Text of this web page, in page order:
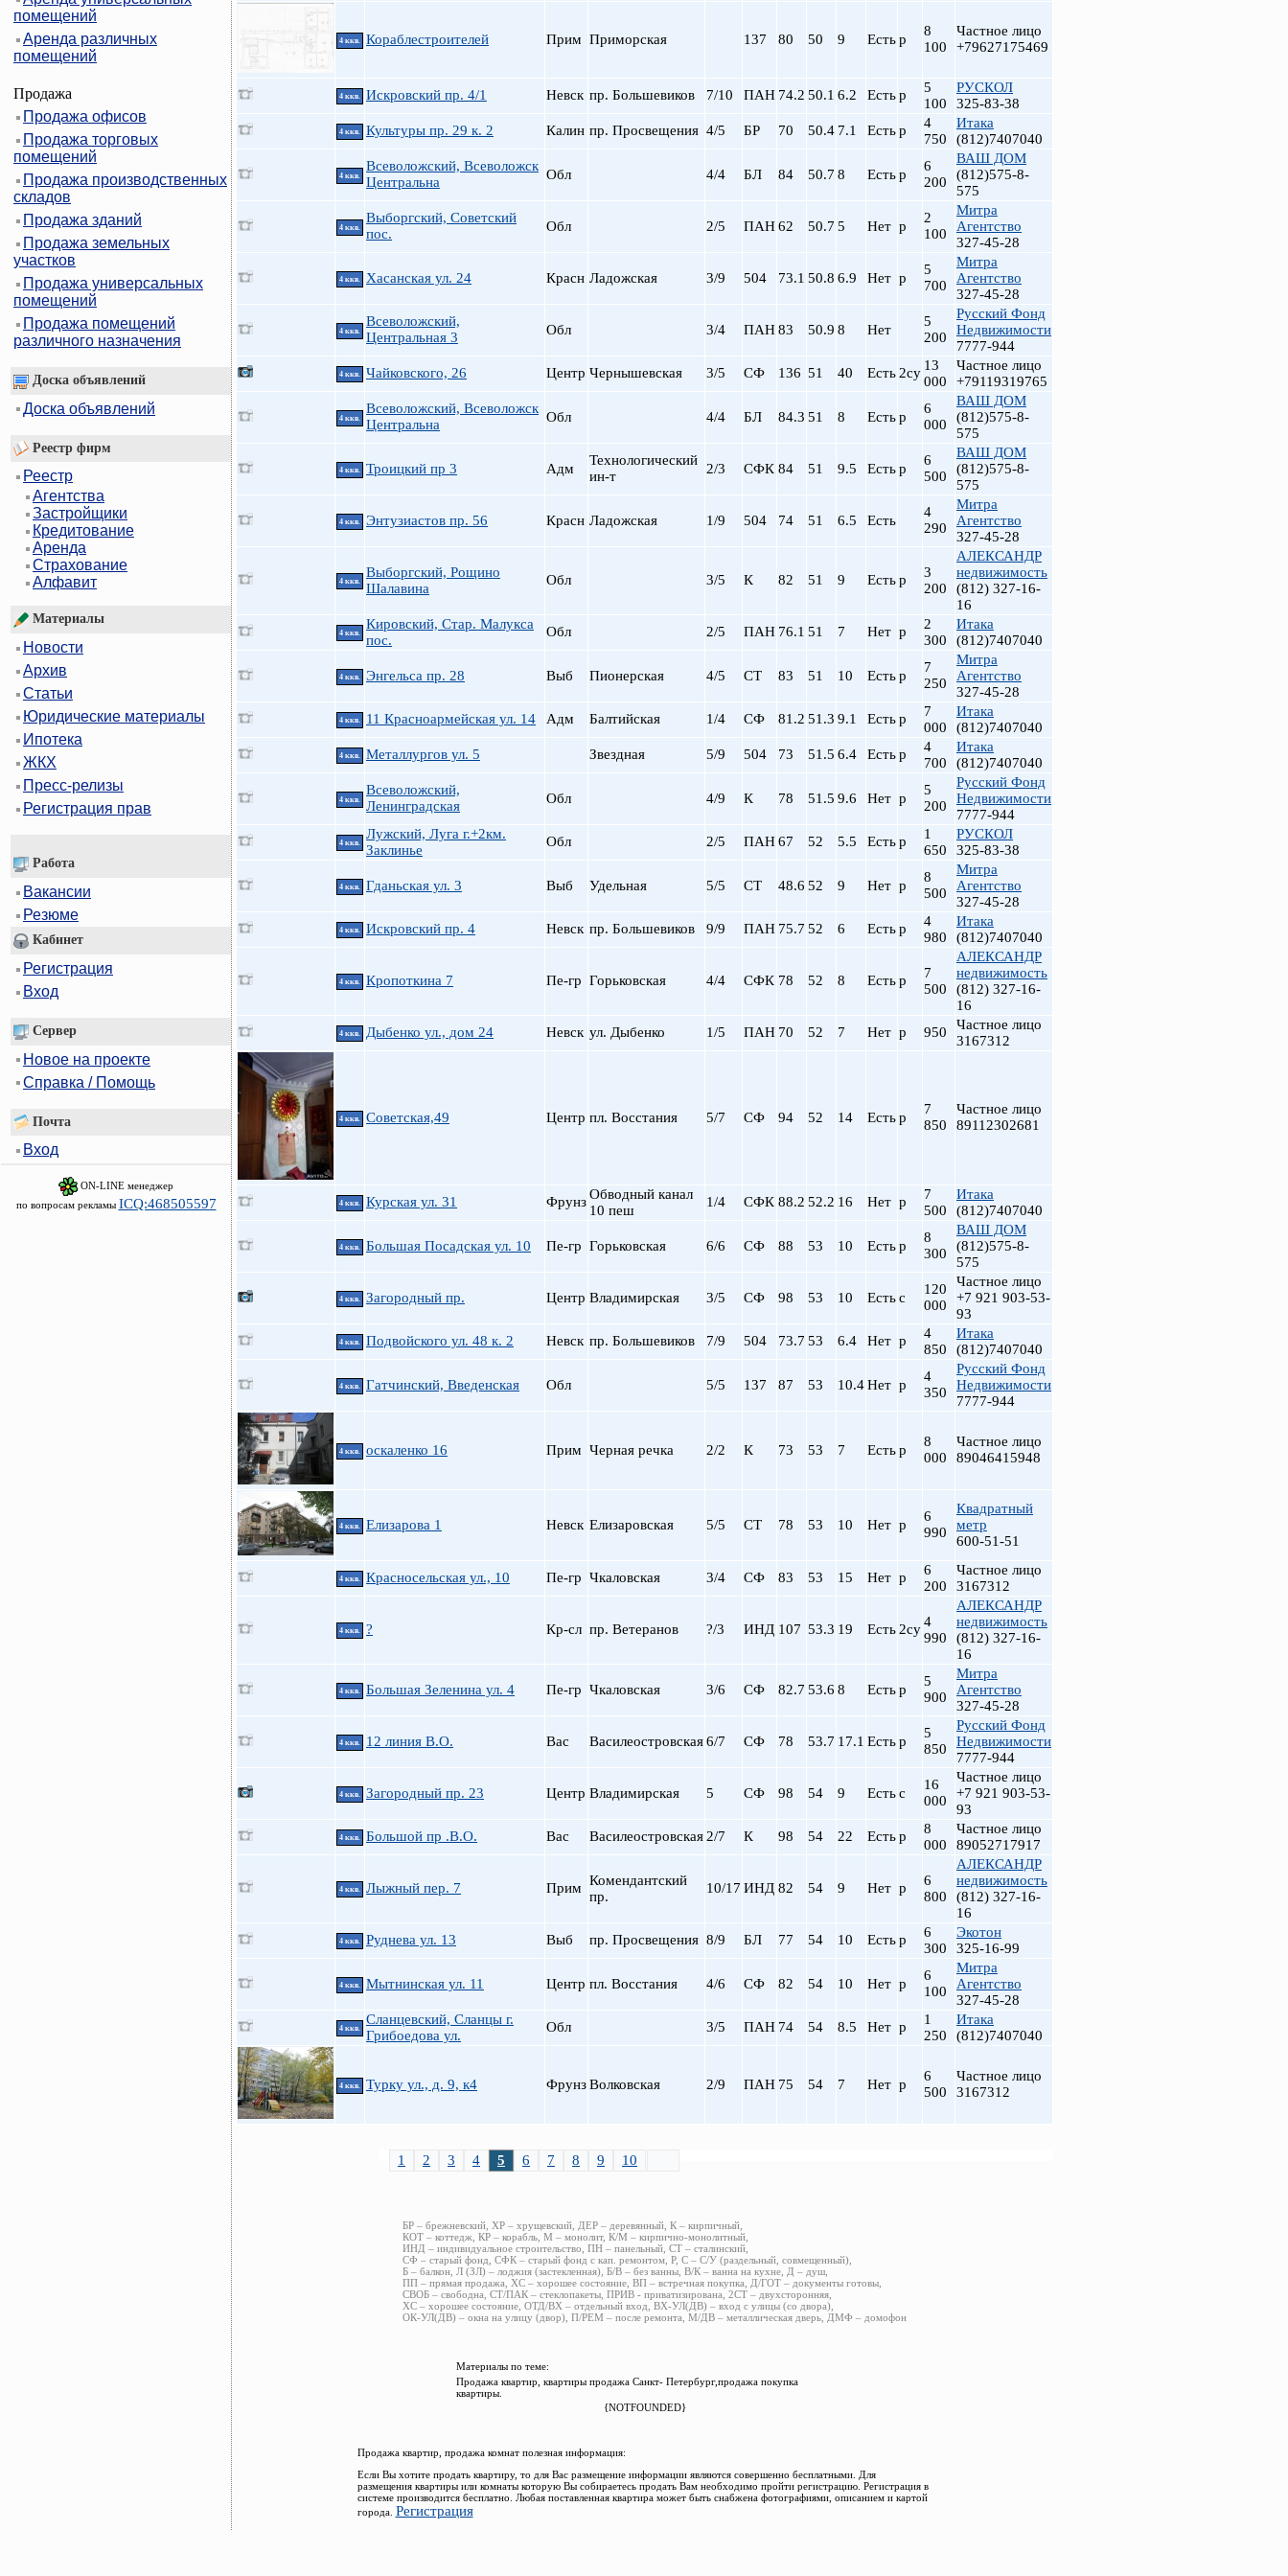
помещений
Аренда различных
помещений
Продажа
Продажа офисов
Продажа торговых
помещений
Продажа производственных
складов
Продажа зданий
Продажа земельных
участков
Продажа универсальных
помещений
Продажа помещений
различного назначения
Доска объявлений
Доска объявлений
Реестр фирм
Реестр
Агентства
Застройщики
Кредитование
Аренда
Страхование
Алфавит
Материалы
Новости
Архив
Статьи
Юридические материалы
Ипотека
ЖКХ
Пресс-релизы
Регистрация прав
Работа
Вакансии
Резюме
Кабинет
Регистрация
Вход
Сервер
Новое на проекте
Справка / Помощь
Почта
Вход
ON-LINE менеджер
по вопросам рекламы ICQ:468505597
Хрущевка
Московские ворота
Невский пр.
Обводный Канал
Озерки
Парнас
пл. Ленина
Политехническая
пр. Ветеранов
Приморская
Сенная пл.
Чернышевская
Электросила
4 ккв. Кораблестроителей Прим Приморская 137 80 50 9 Естьр
8
100
Частное лицо
+79627175469
4 ккв. Искровский пр. 4/1 Невск пр. Большевиков 7/10 ПАН 74.2 50.1 6.2 Естьр
5
100
РУСКОЛ
325-83-38
4 ккв. Культуры пр. 29 к. 2 Калин пр. Просвещения 4/5 БР 70 50.4 7.1 Естьр
4
750
Итака
(812)7407040
4 ккв.
Всеволожский, Всеволожск
Центральна
Обл 4/4 БЛ 84 50.7 8 Естьр
6
200
ВАШ ДОМ
(812)575-8-
575
4 ккв.
Выборгский, Советский
пос.
Обл 2/5 ПАН62 50.7 5 Нет р
2
100
Митра
Агентство
327-45-28
4 ккв. Хасанская ул. 24 Красн Ладожская 3/9 504 73.1 50.8 6.9 Нет р
5
700
Митра
Агентство
327-45-28
4 ккв.
Всеволожский,
Центральная 3
Обл 3/4 ПАН83 50.9 8 Нет
5
200
Русский Фонд
Недвижимости
7777-944
4 ккв. Чайковского, 26 Центр Чернышевская 3/5 СФ 136 51 40 Есть 2су 13
000
Частное лицо
+79119319765
4 ккв.
Всеволожский, Всеволожск
Центральна
Обл 4/4 БЛ 84.3 51 8 Естьр
6
000
ВАШ ДОМ
(812)575-8-
575
4 ккв. Троицкий пр 3 Адм
Технологический
ин-т
2/3 СФК 84 51 9.5 Естьр
6
500
ВАШ ДОМ
(812)575-8-
575
4 ккв. Энтузиастов пр. 56 Красн Ладожская 1/9 504 74 51 6.5 Есть
4
290
Митра
Агентство
327-45-28
4 ккв.
Выборгский, Рощино
Шалавина
Обл 3/5 К 82 51 9 Естьр
3
200
АЛЕКСАНДР
недвижимость
(812) 327-16-
16
4 ккв.
Кировский, Стар. Малукса
пос.
Обл 2/5 ПАН 76.1 51 7 Нет р
2
300
Итака
(812)7407040
4 ккв. Энгельса пр. 28 Выб Пионерская 4/5 СТ 83 51 10 Естьр
7
250
Митра
Агентство
327-45-28
4 ккв. 11 Красноармейская ул. 14 Адм Балтийская 1/4 СФ 81.2 51.3 9.1 Естьр
7
000
Итака
(812)7407040
4 ккв. Металлургов ул. 5 Звездная 5/9 504 73 51.5 6.4 Естьр
4
700
Итака
(812)7407040
4 ккв.
Всеволожский,
Ленинградская
Обл 4/9 К 78 51.5 9.6 Нет р
5
200
Русский Фонд
Недвижимости
7777-944
4 ккв.
Лужский, Луга г.+2км.
Заклинье
Обл 2/5 ПАН67 52 5.5 Естьр
1
650
РУСКОЛ
325-83-38
4 ккв. Гданьская ул. 3 Выб Удельная 5/5 СТ 48.6 52 9 Нет р
8
500
Митра
Агентство
327-45-28
4 ккв. Искровский пр. 4 Невск пр. Большевиков 9/9 ПАН 75.7 52 6 Естьр
4
980
Итака
(812)7407040
4 ккв. Кропоткина 7 Пе-гр Горьковская 4/4 СФК 78 52 8 Естьр
7
500
АЛЕКСАНДР
недвижимость
(812) 327-16-
16
4 ккв. Дыбенко ул., дом 24 Невск ул. Дыбенко 1/5 ПАН 70 52 7 Нет р 950
Частное лицо
3167312
4 ккв. Советская,49 Центр пл. Восстания 5/7 СФ 94 52 14 Естьр
7
850
Частное лицо
89112302681
4 ккв. Курская ул. 31 ФрунзОбводный канал
10 пеш
1/4 СФК 88.2 52.2 16 Нет р
7
500
Итака
(812)7407040
4 ккв. Большая Посадская ул. 10 Пе-гр Горьковская 6/6 СФ 88 53 10 Естьр
8
300
ВАШ ДОМ
(812)575-8-
575
4 ккв. Загородный пр. Центр Владимирская 3/5 СФ 98 53 10 Естьс
120
000
Частное лицо
+7 921 903-53-
93
4 ккв. Подвойского ул. 48 к. 2 Невск пр. Большевиков 7/9 504 73.7 53 6.4 Нет р
4
850
Итака
(812)7407040
4 ккв. Гатчинский, Введенская Обл 5/5 137 87 53 10.4Нет р
4
350
Русский Фонд
Недвижимости
7777-944
4 ккв. оскаленко 16 Прим Черная речка 2/2 К 73 53 7 Естьр
8
000
Частное лицо
89046415948
4 ккв. Елизарова 1 Невск Елизаровская 5/5 СТ 78 53 10 Нет р
6
990
Квадратный
метр
600-51-51
4 ккв. Красносельская ул., 10 Пе-гр Чкаловская 3/4 СФ 83 53 15 Нет р
6
200
Частное лицо
3167312
4 ккв. ? Кр-сл пр. Ветеранов ?/3 ИНД 107 53.3 19 Есть 2су4
990
АЛЕКСАНДР
недвижимость
(812) 327-16-
16
4 ккв. Большая Зеленина ул. 4 Пе-гр Чкаловская 3/6 СФ 82.7 53.6 8 Естьр
5
900
Митра
Агентство
327-45-28
4 ккв. 12 линия В.О. Вас Василеостровская6/7 СФ 78 53.7 17.1 Естьр
5
850
Русский Фонд
Недвижимости
7777-944
4 ккв. Загородный пр. 23 Центр Владимирская 5 СФ 98 54 9 Естьс
16
000
Частное лицо
+7 921 903-53-
93
4 ккв. Большой пр .В.О. Вас Василеостровская 2/7 К 98 54 22 Естьр
8
000
Частное лицо
89052717917
4 ккв. Лыжный пер. 7 Прим Комендантский
пр.
10/17 ИНД 82 54 9 Нет р
6
800
АЛЕКСАНДР
недвижимость
(812) 327-16-
16
4 ккв. Руднева ул. 13 Выб пр. Просвещения 8/9 БЛ 77 54 10 Естьр
6
300
Экотон
325-16-99
4 ккв. Мытнинская ул. 11 Центр пл. Восстания 4/6 СФ 82 54 10 Нет р
6
100
Митра
Агентство
327-45-28
4 ккв.
Сланцевский, Сланцы г.
Грибоедова ул.
Обл 3/5 ПАН 74 54 8.5 Нет р
1
250
Итака
(812)7407040
4 ккв. Турку ул., д. 9, к4 ФрунзВолковская 2/9 ПАН 75 54 7 Нет р
6
500
Частное лицо
3167312
1 2 3 4 5 6 7 8 9 10
БР – брежневский, ХР – хрущевский, ДЕР – деревянный, К – кирпичный,
КОТ – коттедж, КР – корабль, М – монолит, К/М – кирпично-монолитный,
ИНД – индивидуальное строительство, ПН – панельный, СТ – сталинский,
СФ – старый фонд, СФК – старый фонд с кап. ремонтом, Р, С – С/У (раздельный, совмещенный),
Б – балкон, Л (ЗЛ) – лоджия (застекленная), Б/В – без ванны, В/К – ванна на кухне, Д – душ,
ПП – прямая продажа, ХС – хорошее состояние, ВП – встречная покупка, Д/ГОТ – документы готовы,
СВОБ – свободна, СТ/ПАК – стеклопакеты, ПРИВ - приватизирована, 2СТ – двухсторонняя,
ХС – хорошее состояние, ОТД/ВХ – отдельный вход, ВХ-УЛ(ДВ) – вход с улицы (со двора),
ОК-УЛ(ДВ) – окна на улицу (двор), П/РЕМ – после ремонта, М/ДВ – металлическая дверь, ДМФ – домофон
Материалы по теме:
Продажа квартир, квартиры продажа Санкт- Петербург,продажа покупка
квартиры.
{NOTFOUNDED}
Продажа квартир, продажа комнат полезная информация:
Если Вы хотите продать квартиру, то для Вас размещение информации являются совершенно бесплатными. Для
размещения квартиры или комнаты которую Вы собираетесь продать Вам необходимо пройти регистрацию. Регистрация в
системе производится бесплатно. Любая поставленная квартира может быть снабжена фотографиями, описанием и картой
города. Регистрация